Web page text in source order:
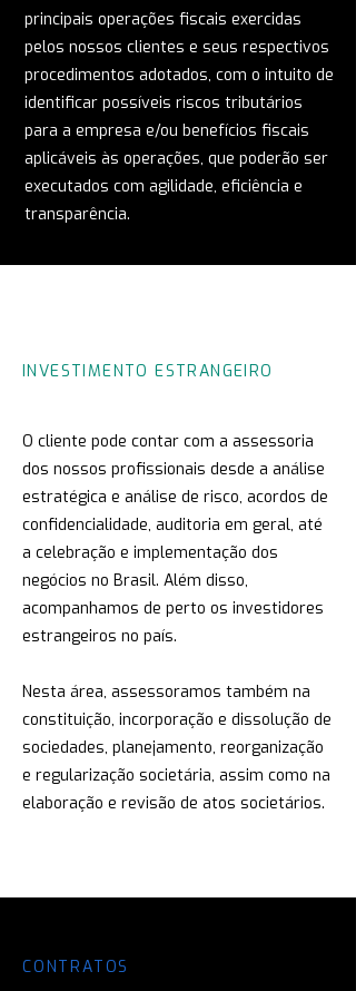
principais operações fiscais exercidas
pelos nossos clientes e seus respectivos
procedimentos adotados, com o intuito de
identificar possíveis riscos tributários
para a empresa e/ou benefícios fiscais
aplicáveis às operações, que poderão ser
executados com agilidade, eficiência e
transparência.
INVESTIMENTO ESTRANGEIRO
O cliente pode contar com a assessoria
dos nossos profissionais desde a análise
estratégica e análise de risco, acordos de
confidencialidade, auditoria em geral, até
a celebração e implementação dos
negócios no Brasil. Além disso,
acompanhamos de perto os investidores
estrangeiros no país.
Nesta área, assessoramos também na
constituição, incorporação e dissolução de
sociedades, planejamento, reorganização
e regularização societária, assim como na
elaboração e revisão de atos societários.
CONTRATOS